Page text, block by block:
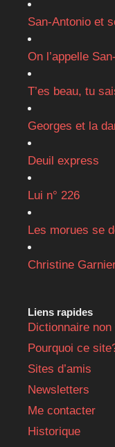
San-Antonio et
On l’appelle
T’es beau, tu
Georges et la
Deuil express
Lui n° 226
Les morues se
Christine
Liens rapides
Dictionnaire
Pourquoi ce
Sites d’amis
Newsletters
Me contacter
Historique